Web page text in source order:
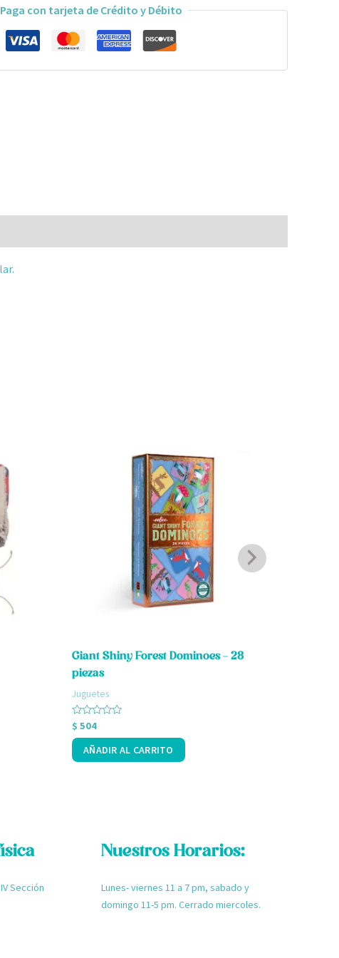
Paga con tarjeta de Crédito y Débito
Giant Shiny Forest Dominoes – 28
piezas
Juguetes
Valorado
con
0
5
$ 504
AÑADIR AL CARRITO
IV Sección
Nuestros Horarios:
Lunes- viernes 11 a 7 pm, sabado y
domingo 11-5 pm. Cerrado miercoles.